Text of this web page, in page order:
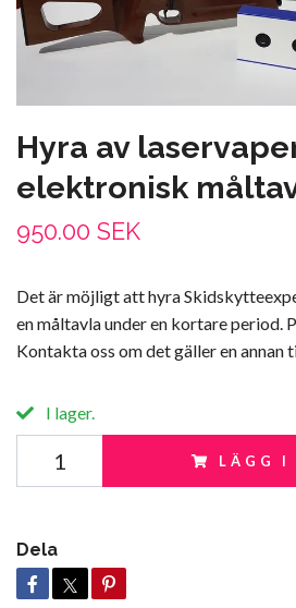
Hyra av
elektronisk
950.00 SEK
Det är möjligt att hyra
en måltavla under en kortare period.
Kontakta oss om det gäller en annan
I lager.
LÄGG I
Dela